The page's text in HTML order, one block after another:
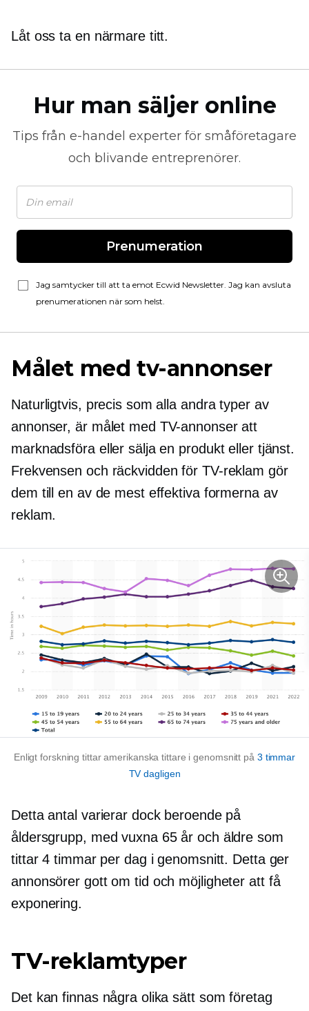
Låt oss ta en närmare titt.
Hur man säljer online
Tips från e-handel experter för småföretagare
och blivande entreprenörer.
Prenumeration
Jag samtycker till att ta emot Ecwid Newsletter. Jag kan avsluta
prenumerationen när som helst.
Målet med tv-annonser
Naturligtvis, precis som alla andra typer av
annonser, är målet med TV-annonser att
marknadsföra eller sälja en produkt eller tjänst.
Frekvensen och räckvidden för TV-reklam gör
dem till en av de mest effektiva formerna av
reklam.
Enligt forskning tittar amerikanska tittare i genomsnitt på 3 timmar
TV dagligen
Detta antal varierar dock beroende på
åldersgrupp, med vuxna 65 år och äldre som
tittar 4 timmar per dag i genomsnitt. Detta ger
annonsörer gott om tid och möjligheter att få
exponering.
TV-reklamtyper
Det kan finnas några olika sätt som företag